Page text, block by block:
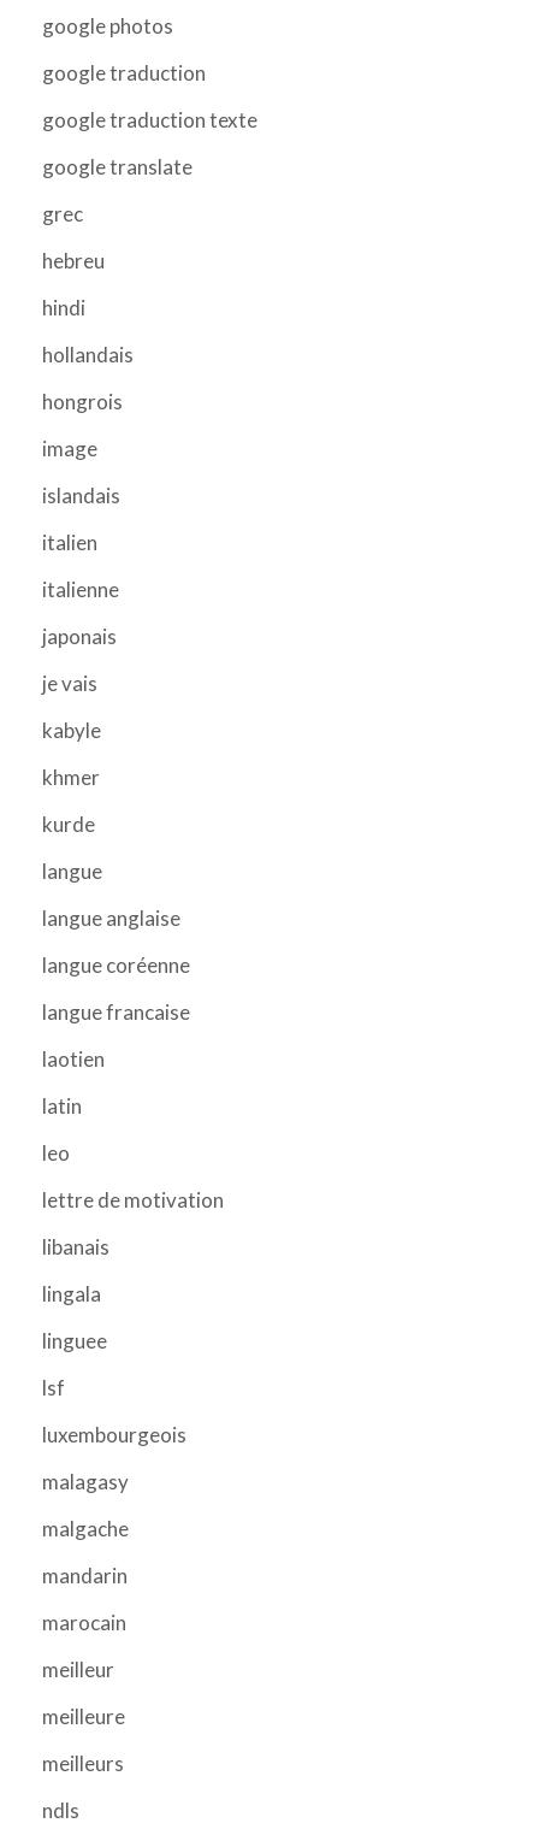
google photos
google traduction
google traduction texte
google translate
grec
hebreu
hindi
hollandais
hongrois
image
islandais
italien
italienne
japonais
je vais
kabyle
khmer
kurde
langue
langue anglaise
langue coréenne
langue francaise
laotien
latin
leo
lettre de motivation
libanais
lingala
linguee
lsf
luxembourgeois
malagasy
malgache
mandarin
marocain
meilleur
meilleure
meilleurs
ndls